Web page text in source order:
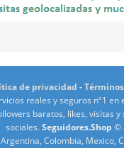
de privacidad -
reales y seguros nº1 en
baratos, likes, visitas
sociales.Seguidores.Shop ©
Colombia, Mexico,